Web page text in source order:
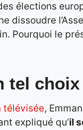
élections
dissoudre
Pourquoi le
tel choix
télévisée,
expliqué qu’il